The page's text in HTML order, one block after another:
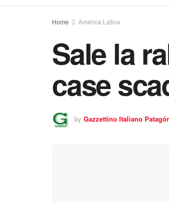
Home América Latina
Sale la
case
by Gazzettino Italiano